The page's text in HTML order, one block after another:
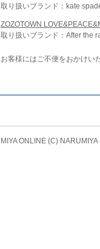
取り扱いブランド：kate
ZOZOTOWN
取り扱いブランド：After the
お客様にはご不便をおかけい